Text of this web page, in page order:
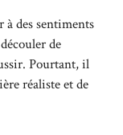
à des sentiments
de
Pourtant, il
réaliste et de